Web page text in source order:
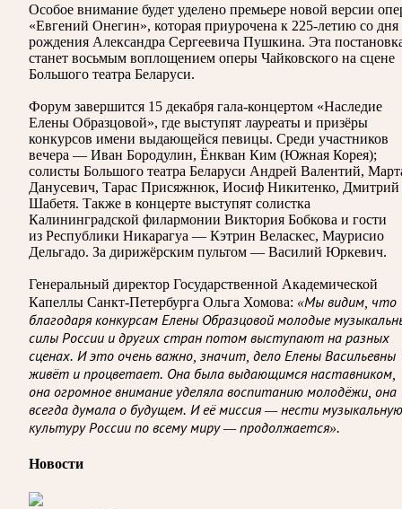
Особое внимание будет уделено премьере новой версии
«Евгений Онегин», которая приурочена к 225-летию со дня
рождения Александра Сергеевича Пушкина. Эта
станет восьмым воплощением оперы Чайковского на сцене
Большого театра Беларуси.
Форум завершится 15 декабря гала-концертом «Наследие
Елены Образцовой», где выступят лауреаты и призёры
конкурсов имени выдающейся певицы. Среди участников
вечера — Иван Бородулин, Ёнкван Ким (Южная Корея);
солисты Большого театра Беларуси Андрей Валентий,
Данусевич, Тарас Присяжнюк, Иосиф Никитенко, Дмитрий
Шабетя. Также в концерте выступят солистка
Калининградской филармонии Виктория Бобкова и гости
из Республики Никарагуа — Кэтрин Веласкес, Маурисио
Дельгадо. За дирижёрским пультом — Василий Юркевич.
Генеральный директор Государственной Академической
Капеллы Санкт-Петербурга Ольга Хомова: «Мы видим, что
благодаря конкурсам Елены Образцовой молодые
силы России и других стран потом выступают на разных
сценах. И это очень важно, значит, дело Елены Васильевны
живёт и процветает. Она была выдающимся наставником,
она огромное внимание уделяла воспитанию молодёжи, она
всегда думала о будущем. И её миссия — нести музыкальную
культуру России по всему миру — продолжается».
Новости